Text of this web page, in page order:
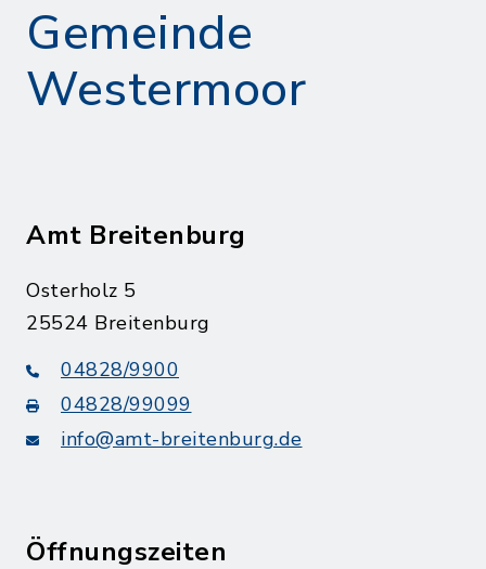
Gemeinde
Westermoor
Amt Breitenburg
Osterholz 5
25524 Breitenburg
04828/9900
04828/99099
info@amt-breitenburg.de
Öffnungszeiten